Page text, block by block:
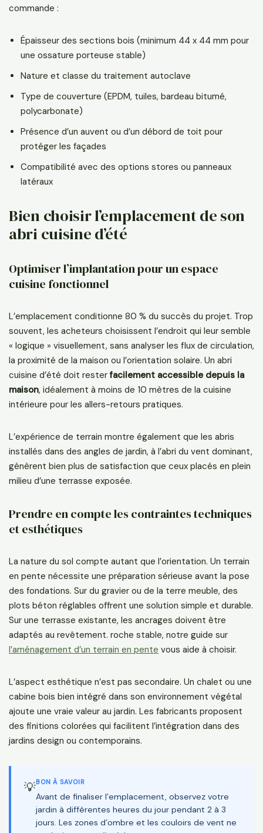
commande :
Épaisseur des sections bois (minimum 44 x 44 mm pour
une ossature porteuse stable)
Nature et classe du traitement autoclave
Type de couverture (EPDM, tuiles, bardeau bitumé,
polycarbonate)
Présence d’un auvent ou d’un débord de toit pour
protéger les façades
Compatibilité avec des options stores ou panneaux
latéraux
Bien choisir l’emplacement de son
abri cuisine d’été
Optimiser l’implantation pour un espace
cuisine fonctionnel
L’emplacement conditionne 80 % du succès du projet. Trop
souvent, les acheteurs choisissent l’endroit qui leur semble
« logique » visuellement, sans analyser les flux de circulation,
la proximité de la maison ou l’orientation solaire. Un abri
cuisine d’été doit resterfacilement accessible depuis la
maison, idéalement à moins de 10 mètres de la cuisine
intérieure pour les allers-retours pratiques.
L’expérience de terrain montre également que les abris
installés dans des angles de jardin, à l’abri du vent dominant,
génèrent bien plus de satisfaction que ceux placés en plein
milieu d’une terrasse exposée.
Prendre en compte les contraintes techniques
et esthétiques
La nature du sol compte autant que l’orientation. Un terrain
en pente nécessite une préparation sérieuse avant la pose
des fondations. Sur du gravier ou de la terre meuble, des
plots béton réglables offrent une solution simple et durable.
Sur une terrasse existante, les ancrages doivent être
adaptés au revêtement. roche stable, notre guide sur
l’aménagement d’un terrain en pente vous aide à choisir.
L’aspect esthétique n’est pas secondaire. Un chalet ou une
cabine bois bien intégré dans son environnement végétal
ajoute une vraie valeur au jardin. Les fabricants proposent
des finitions colorées qui facilitent l’intégration dans des
jardins design ou contemporains.
💡BON À SAVOIR
Avant de finaliser l’emplacement, observez votre
jardin à différentes heures du jour pendant 2 à 3
jours. Les zones d’ombre et les couloirs de vent ne